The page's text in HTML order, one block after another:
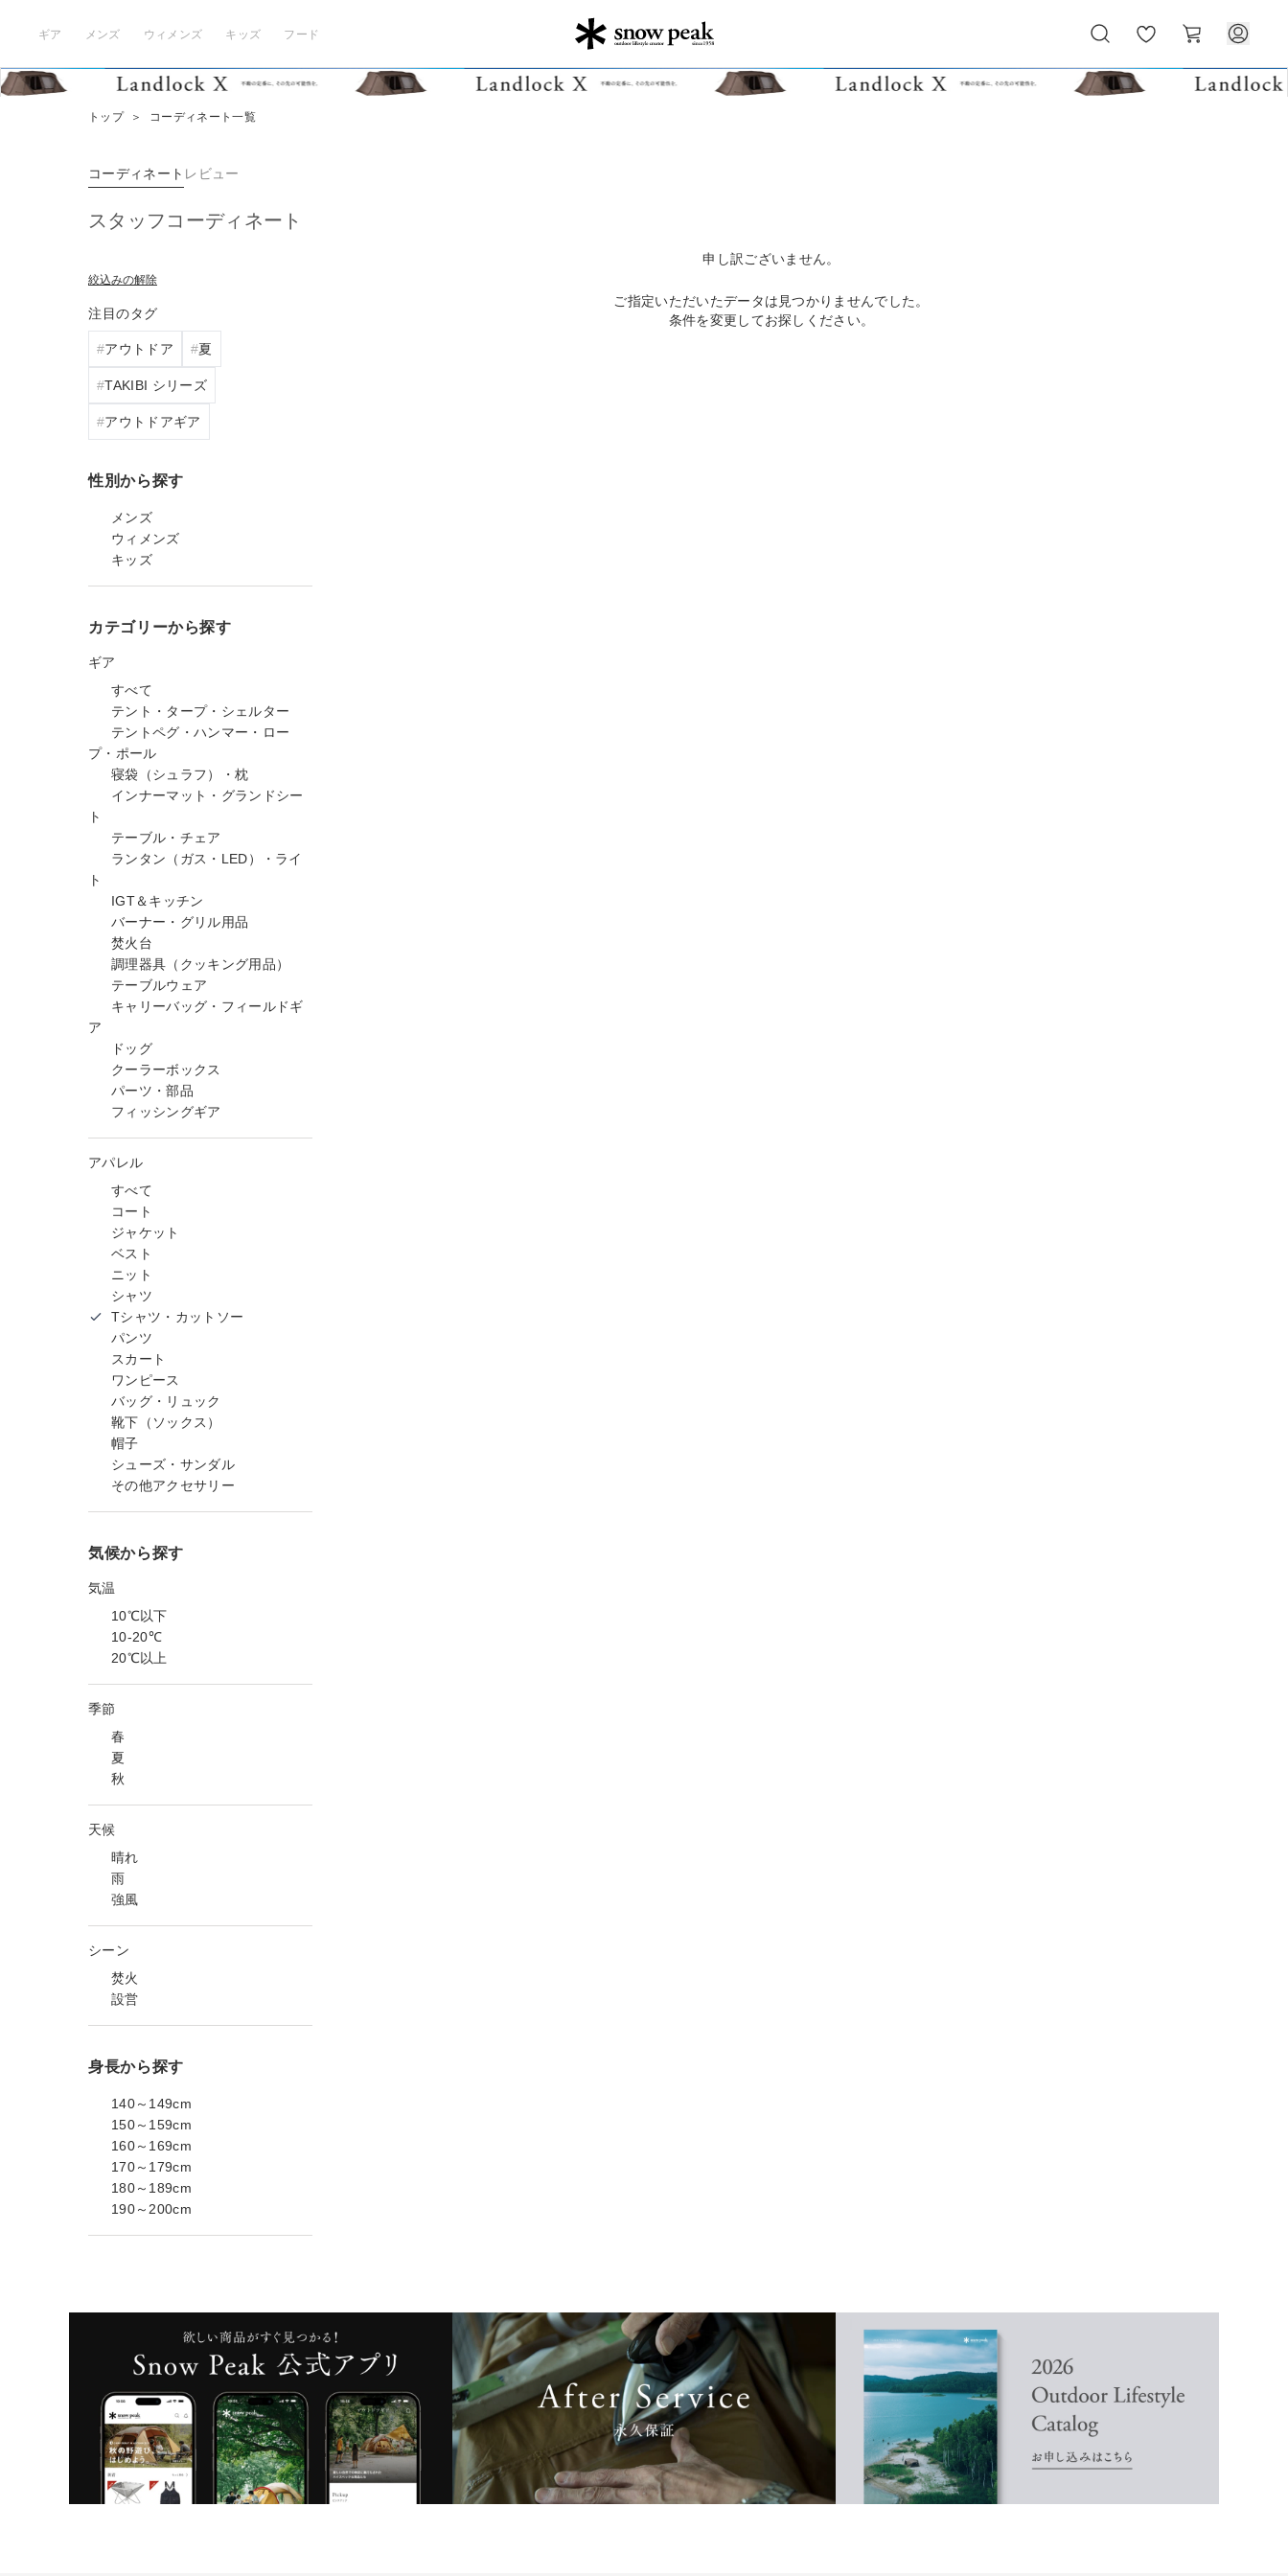
ギア メンズ ウィメンズ キッズ フード
気
に
ー
ト
トップ ＞ コーディネート一覧
コーディネート レビュー
スタッフコーディネート
絞込みの解除
注目のタグ
アウトドア 夏
TAKIBI シリーズ
アウトドアギア
性別から探す
メンズ
ウィメンズ
キッズ
カテゴリーから探す
ギア
すべて
テント・タープ・シェルター
テントペグ・ハンマー・ロー
プ・ポール
寝袋（シュラフ）・枕
インナーマット・グランドシー
ト
テーブル・チェア
ランタン（ガス・LED）・ライ
ト
IGT＆キッチン
バーナー・グリル用品
焚火台
調理器具（クッキング用品）
テーブルウェア
キャリーバッグ・フィールドギ
ア
ドッグ
クーラーボックス
パーツ・部品
フィッシングギア
アパレル
すべて
コート
ジャケット
ベスト
ニット
シャツ
Tシャツ・カットソー
パンツ
スカート
ワンピース
バッグ・リュック
靴下（ソックス）
帽子
シューズ・サンダル
その他アクセサリー
気候から探す
気温
10℃以下
10-20℃
20℃以上
季節
春
夏
秋
天候
晴れ
雨
強風
シーン
焚火
設営
身長から探す
140～149cm
150～159cm
160～169cm
170～179cm
180～189cm
190～200cm
申し訳ございません。
ご指定いただいたデータは見つかりませんでした。
条件を変更してお探しください。